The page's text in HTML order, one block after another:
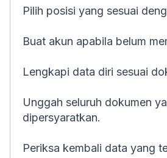
Pilih posisi yang sesuai
Buat akun apabila belum
Lengkapi data diri sesuai
Unggah seluruh dokumen
dipersyaratkan.
Periksa kembali data yang